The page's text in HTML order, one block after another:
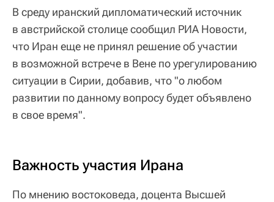
В среду иранский дипломатический источник
в австрийской столице сообщил РИА Новости,
что Иран еще не принял решение об участии
в возможной встрече в Вене по урегулированию
ситуации в Сирии, добавив, что "о любом
развитии по данному вопросу будет объявлено
в свое время".
Важность участия Ирана
По мнению востоковеда, доцента Высшей